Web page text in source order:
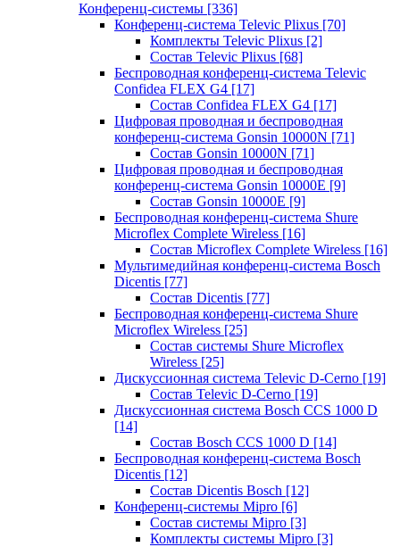
Конференц-системы [336]
Конференц-система Televic Plixus [70]
Комплекты Televic Plixus [2]
Состав Televic Plixus [68]
Беспроводная конференц-система Televic
Confidea FLEX G4 [17]
Состав Confidea FLEX G4 [17]
Цифровая проводная и беспроводная
конференц-система Gonsin 10000N [71]
Состав Gonsin 10000N [71]
Цифровая проводная и беспроводная
конференц-система Gonsin 10000E [9]
Состав Gonsin 10000E [9]
Беспроводная конференц-система Shure
Microflex Complete Wireless [16]
Состав Microflex Complete Wireless [16]
Мультимедийная конференц-система Bosch
Dicentis [77]
Состав Dicentis [77]
Беспроводная конференц-система Shure
Microflex Wireless [25]
Состав системы Shure Microflex
Wireless [25]
Дискуссионная система Televic D-Cerno [19]
Состав Televic D-Cerno [19]
Дискуссионная система Bosch CCS 1000 D
[14]
Состав Bosch CCS 1000 D [14]
Беспроводная конференц-система Bosch
Dicentis [12]
Состав Dicentis Bosch [12]
Конференц-системы Mipro [6]
Состав системы Mipro [3]
Комплекты системы Mipro [3]